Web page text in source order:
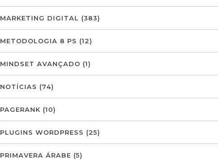
MARKETING DIGITAL (383)
METODOLOGIA 8 PS (12)
MINDSET AVANÇADO (1)
NOTÍCIAS (74)
PAGERANK (10)
PLUGINS WORDPRESS (25)
PRIMAVERA ÁRABE (5)